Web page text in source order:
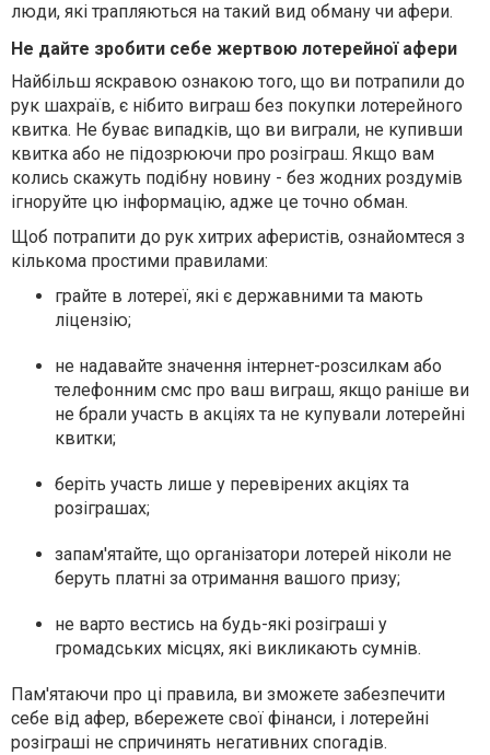
люди, які трапляються на такий вид обману чи афери.
Не дайте зробити себе жертвою лотерейної афери
Найбільш яскравою ознакою того, що ви потрапили до
рук шахраїв, є нібито виграш без покупки лотерейного
квитка. Не буває випадків, що ви виграли, не купивши
квитка або не підозрюючи про розіграш. Якщо вам
колись скажуть подібну новину - без жодних роздумів
ігноруйте цю інформацію, адже це точно обман.
Щоб потрапити до рук хитрих аферистів, ознайомтеся з
кількома простими правилами:
грайте в лотереї, які є державними та мають
ліцензію;
не надавайте значення інтернет-розсилкам або
телефонним смс про ваш виграш, якщо раніше ви
не брали участь в акціях та не купували лотерейні
квитки;
беріть участь лише у перевірених акціях та
розіграшах;
запам'ятайте, що організатори лотерей ніколи не
беруть платні за отримання вашого призу;
не варто вестись на будь-які розіграші у
громадських місцях, які викликають сумнів.
Пам'ятаючи про ці правила, ви зможете забезпечити
себе від афер, вбережете свої фінанси, і лотерейні
розіграші не спричинять негативних спогадів.